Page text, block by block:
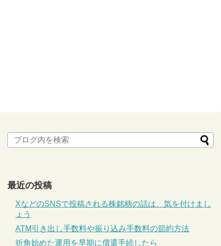
最近の投稿
XなどのSNSで投稿される株銘柄の話は、気を付けまし
ょう
ATM引き出し手数料や振り込み手数料の節約方法
折角始めた運用を早期に償還手続したら